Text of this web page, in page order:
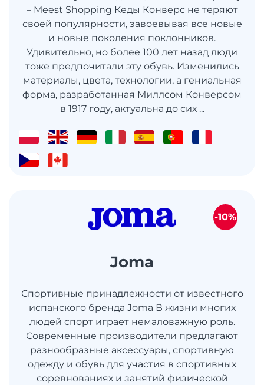
– Meest Shopping Кеды Конверс не теряют
своей популярности, завоевывая все новые
и новые поколения поклонников.
Удивительно, но более 100 лет назад люди
тоже предпочитали эту обувь. Изменились
материалы, цвета, технологии, а гениальная
форма, разработанная Миллсом Конверсом
в 1917 году, актуальна до сих ...
Joma
Спортивные принадлежности от известного
испанского бренда Joma В жизни многих
людей спорт играет немаловажную роль.
Современные производители предлагают
разнообразные аксессуары, спортивную
одежду и обувь для участия в спортивных
соревнованиях и занятий физической
-10%